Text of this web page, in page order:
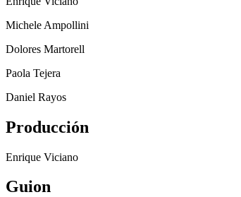
Michele Ampollini
Dolores Martorell
Paola Tejera
Daniel Rayos
Producción
Enrique Viciano
Guion